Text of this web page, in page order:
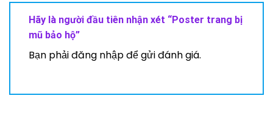
Hãy là người đầu tiên nhận xét “Poster trang bị
mũ bảo hộ”
Bạn phảiđăng nhậpđể gửi đánh giá.